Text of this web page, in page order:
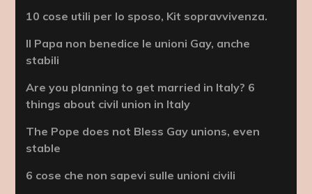
10 cose utili per lo sposo, Kit sopravvivenza.
Il Papa non benedice le unioni Gay, anche
stabili
Are you planning to get married in Italy? 6
things about civil union in Italy
The Pope does not Bless Gay unions, even
stable
6 cose che non sapevi sulle unioni civili